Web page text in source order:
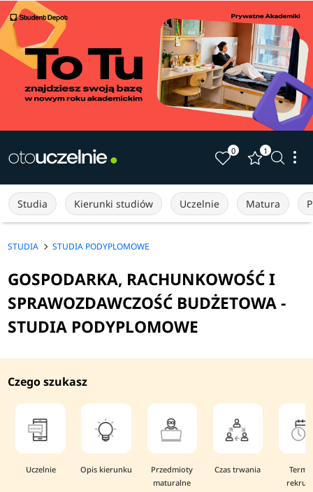
0 1
Studia Kierunki studiów Uczelnie Matura
STUDIA STUDIA PODYPLOMOWE
GOSPODARKA, RACHUNKOWOŚĆ I
SPRAWOZDAWCZOŚĆ BUDŻETOWA -
STUDIA PODYPLOMOWE
Czego szukasz
Uczelnie Opis kierunku
Przedmioty
maturalne
Czas trwania